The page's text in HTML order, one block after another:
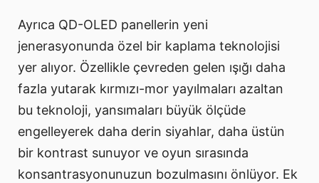
Ayrıca QD-OLED panellerin yeni
jenerasyonunda özel bir kaplama teknolojisi
yer alıyor. Özellikle çevreden gelen ışığı daha
fazla yutarak kırmızı-mor yayılmaları azaltan
bu teknoloji, yansımaları büyük ölçüde
engelleyerek daha derin siyahlar, daha üstün
bir kontrast sunuyor ve oyun sırasında
konsantrasyonunuzun bozulmasını önlüyor. Ek